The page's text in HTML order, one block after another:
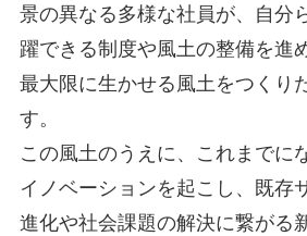
景の異なる多様な社員が、自分
躍できる制度や風土の整備を進
最大限に生かせる風土をつくり
す。
この風土のうえに、これまでに
イノベーションを起こし、既存
進化や社会課題の解決に繋がる